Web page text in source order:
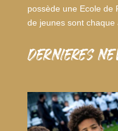
possède une Ecole de
de jeunes sont chaque
dernieres